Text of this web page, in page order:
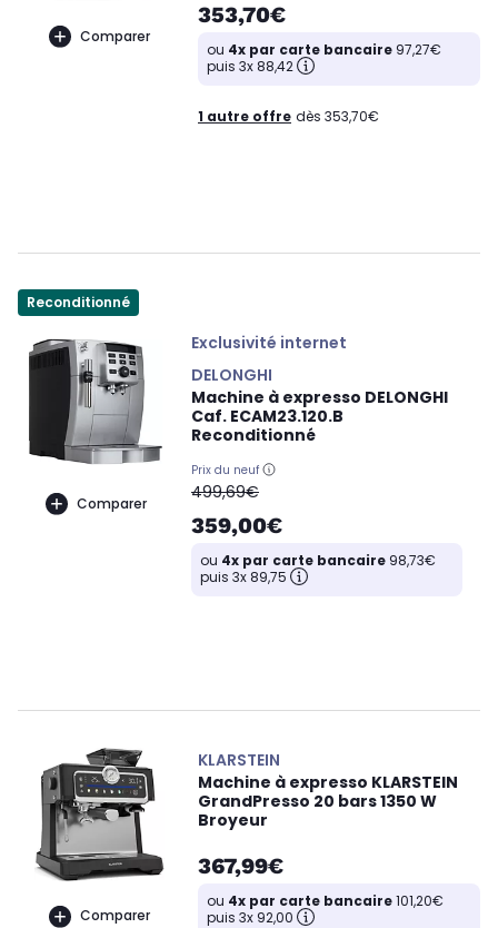
Comparer
353,70€
ou 4x par carte bancaire 97,27€
puis 3x 88,42
1 autre offre dès 353,70€
Reconditionné
Comparer
Exclusivité internet
DELONGHI
Machine à expresso DELONGHI
Caf. ECAM23.120.B
Reconditionné
Prix du neuf
oldPrice
499,69€
359,00€
ou 4x par carte bancaire 98,73€
puis 3x 89,75
Comparer
KLARSTEIN
Machine à expresso KLARSTEIN
GrandPresso 20 bars 1350 W
Broyeur
367,99€
ou 4x par carte bancaire101,20€
puis 3x 92,00